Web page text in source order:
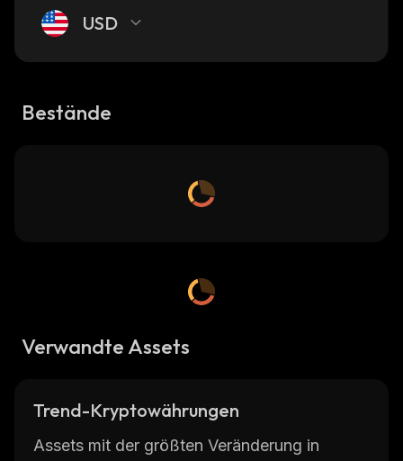
USD
Bestände
Verwandte Assets
Trend-Kryptowährungen
Assets mit der größten Veränderung in